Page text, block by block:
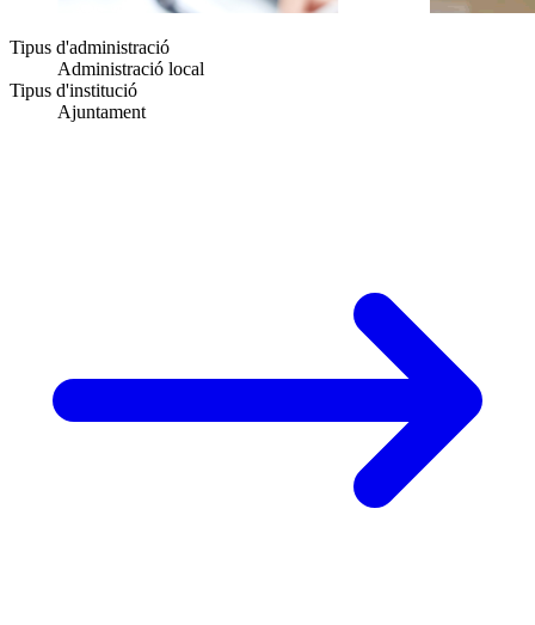
Tipus d'administració
Administració local
Tipus d'institució
Ajuntament